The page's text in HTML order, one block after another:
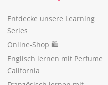
Entdecke unsere Learning
Series
Online-Shop 🛍
Englisch lernen mit Perfume
California